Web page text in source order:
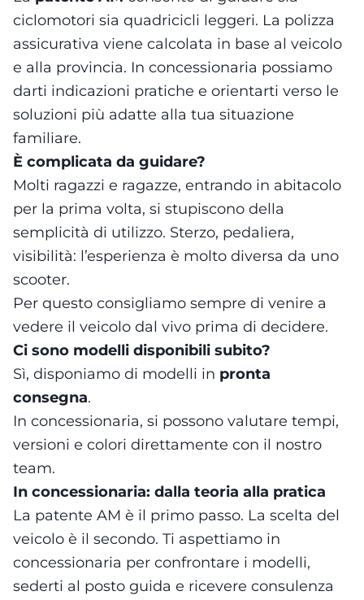
ciclomotori sia quadricicli leggeri. La polizza
assicurativa viene calcolata in base al veicolo
e alla provincia. In concessionaria possiamo
darti indicazioni pratiche e orientarti verso le
soluzioni più adatte alla tua situazione
familiare.
È complicata da guidare?
Molti ragazzi e ragazze, entrando in abitacolo
per la prima volta, si stupiscono della
semplicità di utilizzo. Sterzo, pedaliera,
visibilità: l’esperienza è molto diversa da uno
scooter.
Per questo consigliamo sempre di venire a
vedere il veicolo dal vivo prima di decidere.
Ci sono modelli disponibili subito?
Sì, disponiamo di modelli in pronta
consegna.
In concessionaria, si possono valutare tempi,
versioni e colori direttamente con il nostro
team.
In concessionaria: dalla teoria alla pratica
La patente AM è il primo passo. La scelta del
veicolo è il secondo. Ti aspettiamo in
concessionaria per confrontare i modelli,
sederti al posto guida e ricevere consulenza